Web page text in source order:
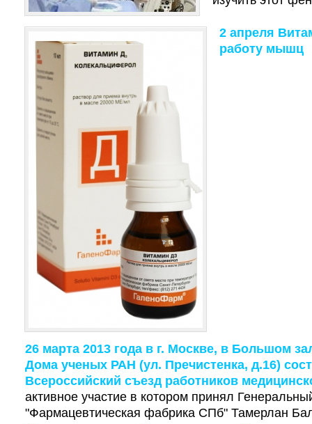
2 апреля
работу мышц
26 марта 2013 года в г. Москве, в Большом
Дома ученых РАН (ул. Пречистенка, д.16)
Всероссийский съезд работников
активное участие в котором принял
"Фармацевтическая фабрика СПб" Тамерлан